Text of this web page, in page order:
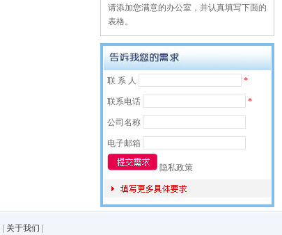
请添加您满意的办公室，并认真填写下面的
表格。
联 系 人 *
联系电话 *
公司名称
电子邮箱
隐私政策
关于我们